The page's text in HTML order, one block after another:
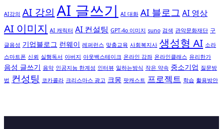
AI강의 AI 강의 AI 글쓰기 AI 대화 AI 블로그 AI 영상
AI 이미지 AI 캐릭터 AI 컨설팅 GPT-4o 이미지 suno 검색 관악문화재단 구
글음성 기업블로그 런웨이 레퍼런스 맞춤교육 사회복지사 생성형 AI 소라
스마트폰 신뢰 실행독서 아버지 아웃백스테이크 온라인 강좌 온라인클래스 유리한가
음성 글쓰기 음악 인공지능 한계성 인터뷰 일하는방식 작은 약속 중소기업 질문방
법 컨성팅 코카콜라 크리스마스 광고 크몽 팟캐스트 프로젝트 학습 활용방안